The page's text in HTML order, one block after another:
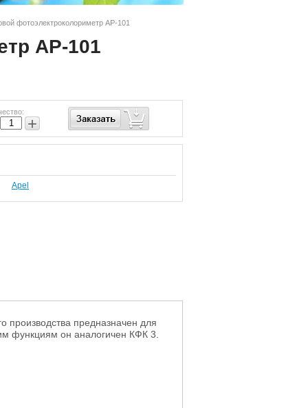
фотоэлектроколориметр AP-101
AP-101
+
Apel
производства предназначен для
функциям он аналогичен КФК 3.